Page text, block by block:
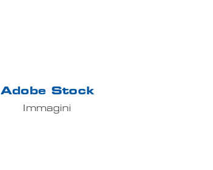
Adobe Stock
Immagini